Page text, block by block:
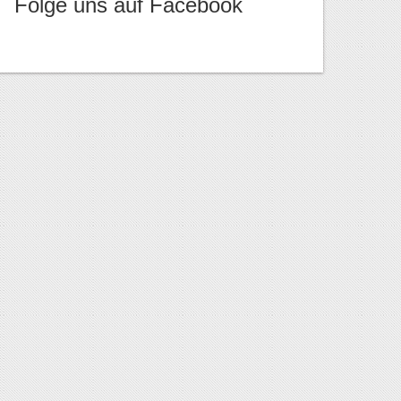
Folge uns auf Facebook